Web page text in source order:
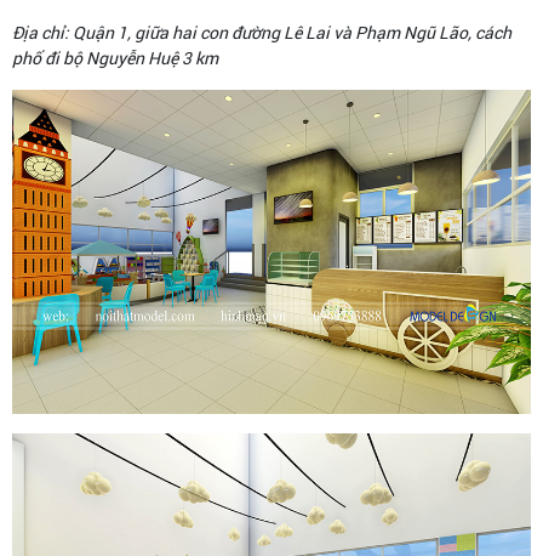
Địa chỉ: Quận 1, giữa hai con đường Lê Lai và Phạm Ngũ Lão, cách
phố đi bộ Nguyễn Huệ 3 km